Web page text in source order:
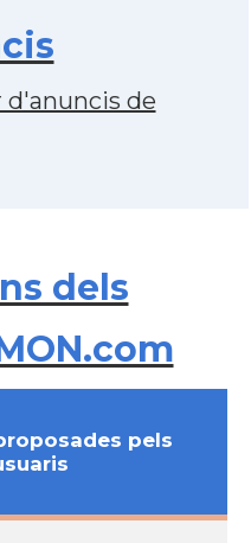
d'anuncis de
dels
pels